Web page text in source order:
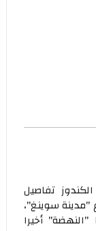
تفاصيل
"مدينة سوينغ"،
أخيرا